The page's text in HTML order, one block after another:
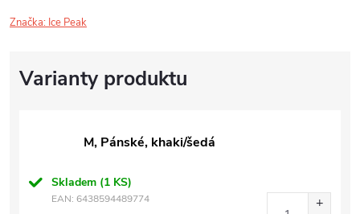
Značka: Ice Peak
M, Pánské, khaki/šedá
Skladem (1 KS)
EAN: 6438594489774